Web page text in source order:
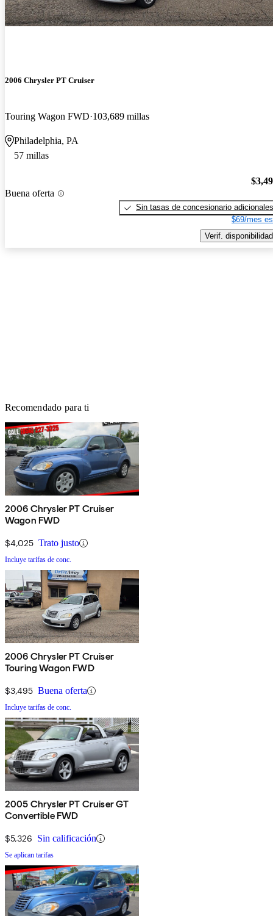
2006 Chrysler PT Cruiser
Touring Wagon FWD 103,689 millas
Philadelphia, PA
57 millas
Buena oferta
Sin tasas de concesionario adicionales
$69/mes
Verif. disponibilidad
Recomendado para ti
2006 Chrysler PT Cruiser
Wagon FWD
$4,025 Trato justo
Incluye tarifas de conc.
2006 Chrysler PT Cruiser
Touring Wagon FWD
$3,495 Buena oferta
Incluye tarifas de conc.
2005 Chrysler PT Cruiser GT
Convertible FWD
$5,326 Sin calificación
Se aplican tarifas